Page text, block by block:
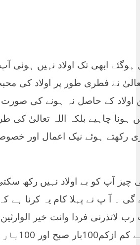
نے فطری طور پر اولاد کی
اولاد کے حاصل نہ ہونے کی
ہونا چاہیے بلکہ اللہ تعالیٰ کی
رکھتے ہوئے نیک اعمال اور
چیز آپ کو بے اولاد نہیں رکھ
۔ آ پ نے پہلا کام یہ کرنا ہے
ہر نماز کے بعد 7مرتبہ آیت رب لاتذرنی فردا وانت
کرنی ہے کہ